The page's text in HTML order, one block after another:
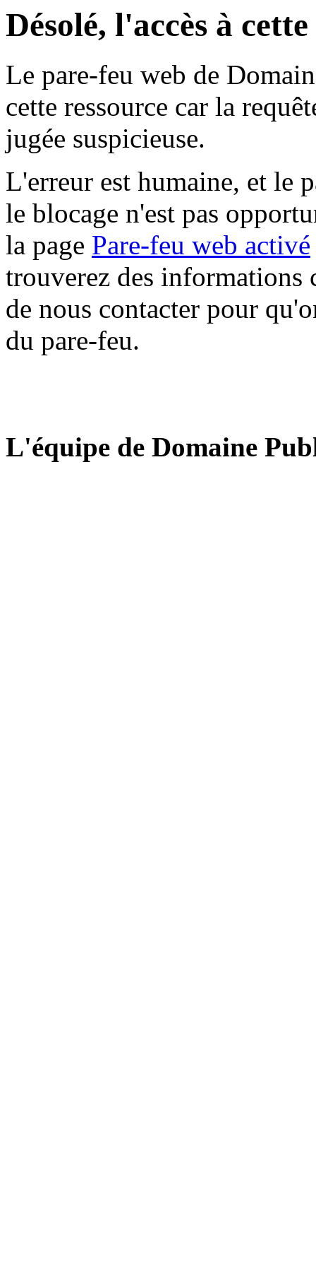
Désolé, l'accès à
Le pare-feu web de
cette ressource car la
jugée suspicieuse.
L'erreur est humaine, et le
le blocage n'est pas
la page Pare-feu web activé
trouverez des informations
de nous contacter pour
du pare-feu.
L'équipe de Domaine